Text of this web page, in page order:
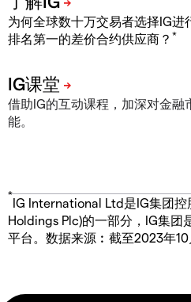
为何全球数十万交易者选择IG进
排名第一的差价合约供应商？ *
借助IG的互动课程，加深对金融
能。
*
IG International Ltd是IG集团控
Holdings Plc)的一部分，IG集团
平台。数据来源︰截至2023年10